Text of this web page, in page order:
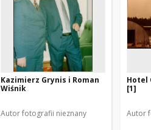
Kazimierz Grynis i Roman
Wiśnik
Autor fotografii nieznany
Hotel
[1]
Autor